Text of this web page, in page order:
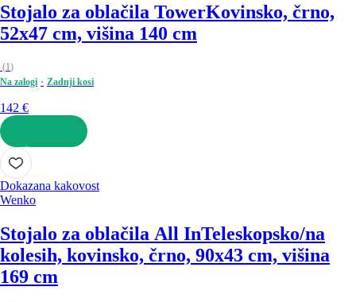
Stojalo za oblačila TowerKovinsko, črno,
52x47 cm, višina 140 cm
(1)
Na zalogi
Zadnji kosi
142 €
V KOŠARICO
Dokazana kakovost
Wenko
Stojalo za oblačila All InTeleskopsko/na
kolesih, kovinsko, črno, 90x43 cm, višina
169 cm